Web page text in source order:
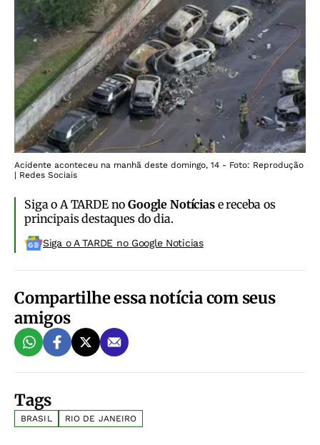
Acidente aconteceu na manhã deste domingo, 14 - Foto: Reprodução
| Redes Sociais
Siga o A TARDE noGoogle Notíciase receba os
principais destaques do dia.
Siga o A TARDE no Google Noticias
Compartilhe essa notícia com seus
amigos
Tags
BRASIL RIO DE JANEIRO